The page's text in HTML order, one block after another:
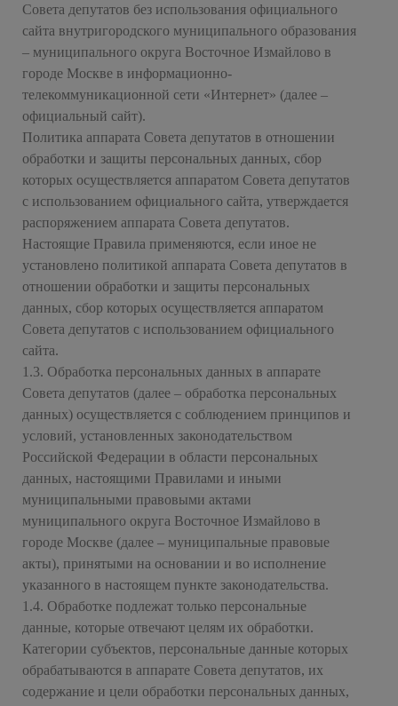
Совета депутатов без использования официального
сайта внутригородского муниципального образования
– муниципального округа Восточное Измайлово в
городе Москве в информационно-
телекоммуникационной сети «Интернет» (далее –
официальный сайт).
Политика аппарата Совета депутатов в отношении
обработки и защиты персональных данных, сбор
которых осуществляется аппаратом Совета депутатов
с использованием официального сайта, утверждается
распоряжением аппарата Совета депутатов.
Настоящие Правила применяются, если иное не
установлено политикой аппарата Совета депутатов в
отношении обработки и защиты персональных
данных, сбор которых осуществляется аппаратом
Совета депутатов с использованием официального
сайта.
1.3. Обработка персональных данных в аппарате
Совета депутатов (далее – обработка персональных
данных) осуществляется с соблюдением принципов и
условий, установленных законодательством
Российской Федерации в области персональных
данных, настоящими Правилами и иными
муниципальными правовыми актами
муниципального округа Восточное Измайлово в
городе Москве (далее – муниципальные правовые
акты), принятыми на основании и во исполнение
указанного в настоящем пункте законодательства.
1.4. Обработке подлежат только персональные
данные, которые отвечают целям их обработки.
Категории субъектов, персональные данные которых
обрабатываются в аппарате Совета депутатов, их
содержание и цели обработки персональных данных,